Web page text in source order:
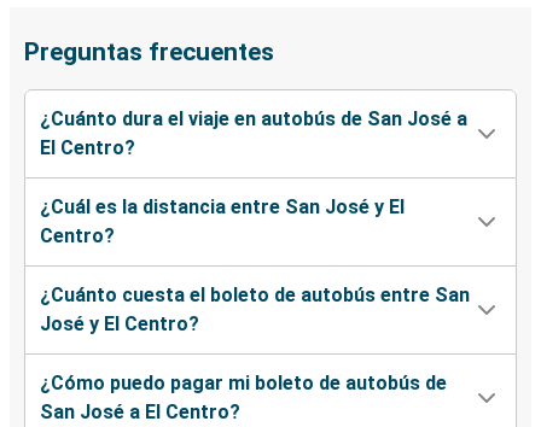
Preguntas frecuentes
¿Cuánto dura el viaje en autobús de San José a
El Centro?
¿Cuál es la distancia entre San José y El
Centro?
¿Cuánto cuesta el boleto de autobús entre San
José y El Centro?
¿Cómo puedo pagar mi boleto de autobús de
San José a El Centro?